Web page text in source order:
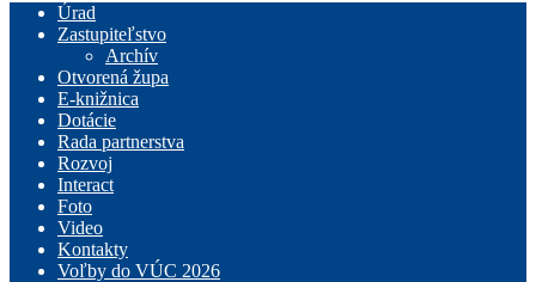
Úrad
Zastupiteľstvo
Archív
Otvorená župa
E-knižnica
Dotácie
Rada partnerstva
Rozvoj
Interact
Foto
Video
Kontakty
Voľby do VÚC 2026